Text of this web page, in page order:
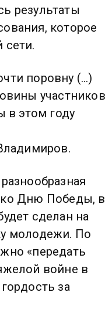
результаты
которое
сети.
поровну (…)
участников
в этом году
ко Дню Победы, в
сделан на
молодежи. По
«передать
войне в
за